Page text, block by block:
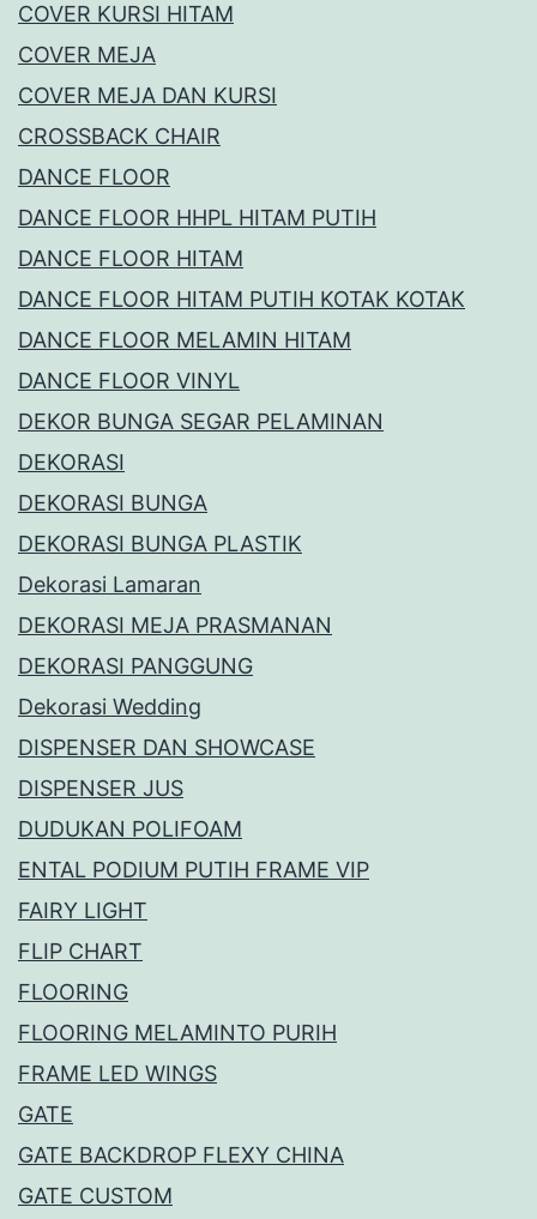
COVER KURSI HITAM
COVER MEJA
COVER MEJA DAN KURSI
CROSSBACK CHAIR
DANCE FLOOR
DANCE FLOOR HHPL HITAM PUTIH
DANCE FLOOR HITAM
DANCE FLOOR HITAM PUTIH KOTAK KOTAK
DANCE FLOOR MELAMIN HITAM
DANCE FLOOR VINYL
DEKOR BUNGA SEGAR PELAMINAN
DEKORASI
DEKORASI BUNGA
DEKORASI BUNGA PLASTIK
Dekorasi Lamaran
DEKORASI MEJA PRASMANAN
DEKORASI PANGGUNG
Dekorasi Wedding
DISPENSER DAN SHOWCASE
DISPENSER JUS
DUDUKAN POLIFOAM
ENTAL PODIUM PUTIH FRAME VIP
FAIRY LIGHT
FLIP CHART
FLOORING
FLOORING MELAMINTO PURIH
FRAME LED WINGS
GATE
GATE BACKDROP FLEXY CHINA
GATE CUSTOM